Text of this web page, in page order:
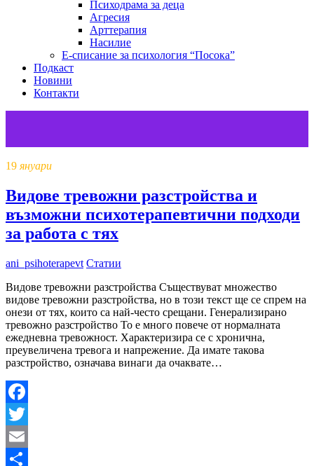
Психодрама за деца
Агресия
Арттерапия
Насилие
Е-списание за психология “Посока”
Подкаст
Новини
Контакти
19 януари
Видове тревожни разстройства и
възможни психотерапевтични подходи
за работа с тях
ani_psihoterapevt Статии
Видове тревожни разстройства Съществуват множество
видове тревожни разстройства, но в този текст ще се спрем на
онези от тях, които са най-често срещани. Генерализирано
тревожно разстройство То е много повече от нормалната
ежедневна тревожност. Характеризира се с хронична,
преувеличена тревога и напрежение. Да имате такова
разстройство, означава винаги да очаквате…
Facebook
Twitter
Email